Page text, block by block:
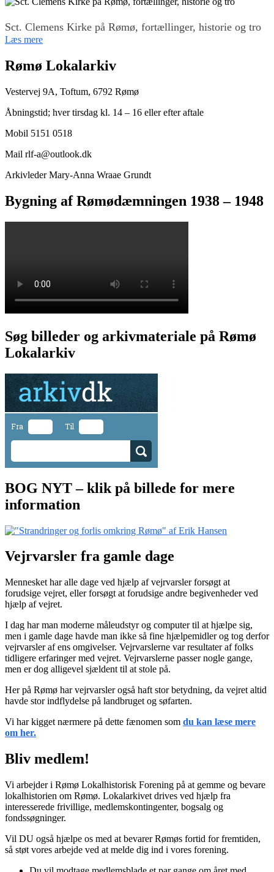
Sct. Clemens Kirke på Rømø, fortællinger, historie og tro
Læs mere
Rømø Lokalarkiv
Vestervej 9A, Toftum, 6792 Rømø
Åbningstid; hver tirsdag kl. 14 – 16 eller efter aftale
Mobil 5151 0518
Mail rlf-a@outlook.dk
Arkivleder Mary-Anna Wraae Grundt
Bygning af Rømødæmningen 1938 – 1948
Søg billeder og arkivmateriale på Rømø
Lokalarkiv
Fra Til
BOG NYT – klik på billede for mere
information
Vejrvarsler fra gamle dage
Mennesket har alle dage ved hjælp af vejrvarsler forsøgt at
forudsige vejret, eller forsøgt at forudsige andre begivenheder ved
hjælp af vejret.
I dag har man moderne måleudstyr og computer til at hjælpe sig,
men i gamle dage havde man ikke så fine hjælpemidler og tog derfor
vejrvarsler af ens omgivelser. Vejrvarslerne var resultater af folks
tidligere erfaringer med vejret. Vejrvarslerne passer nogle gange,
men er dog alligevel sjældent til at stole på.
Her på Rømø har vejrvarsler også haft stor betydning, da vejret altid
havde stor indflydelse på landbruget og søfarten.
Vi har kigget nærmere på dette fænomen som du kan læse mere
om her.
Bliv medlem!
Vi arbejder i Rømø Lokalhistorisk Forening på at gemme og bevare
lokalhistorien om Rømø. Lokalarkivet drives ved hjælp fra
interesserede frivillige, medlemskontingenter, bogsalg og
fondssøgninger.
Vil DU også hjælpe os med at bevarer Rømøs fortid for fremtiden,
så støt vores arbejde ved at melde dig ind i vores forening.